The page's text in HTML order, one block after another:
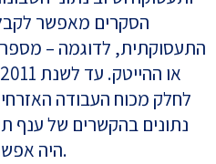
הסקרים מאפשר
התעסוקתית, לדוגמה – מספר
לחלק מכוח העבודה
נתונים בהקשרים של ענף
היה אפשר לזהות אותם בנתונים.